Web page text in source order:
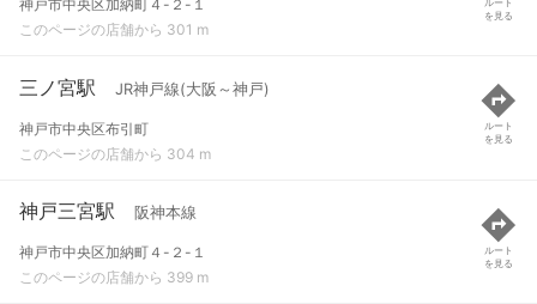
神戸市中央区加納町４-２-１
このページの店舗から 301 m
を見る
三ノ宮駅 JR神戸線(大阪～神戸)
神戸市中央区布引町
このページの店舗から 304 m
ルート
を見る
神戸三宮駅 阪神本線
神戸市中央区加納町４-２-１
このページの店舗から 399 m
ルート
を見る